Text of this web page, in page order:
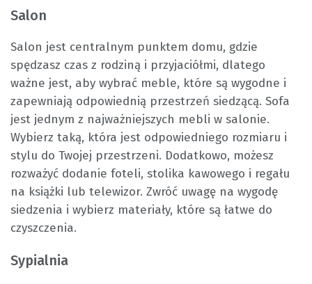
Salon
Salon jest centralnym punktem domu, gdzie
spędzasz czas z rodziną i przyjaciółmi, dlatego
ważne jest, aby wybrać meble, które są wygodne i
zapewniają odpowiednią przestrzeń siedzącą. Sofa
jest jednym z najważniejszych mebli w salonie.
Wybierz taką, która jest odpowiedniego rozmiaru i
stylu do Twojej przestrzeni. Dodatkowo, możesz
rozważyć dodanie foteli, stolika kawowego i regału
na książki lub telewizor. Zwróć uwagę na wygodę
siedzenia i wybierz materiały, które są łatwe do
czyszczenia.
Sypialnia